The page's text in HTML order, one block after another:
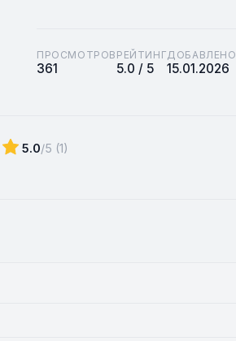
ПРОСМОТРОВ
361
РЕЙТИНГ
5.0 / 5
ДОБАВЛЕНО
15.01.2026
5.0/5 (1)